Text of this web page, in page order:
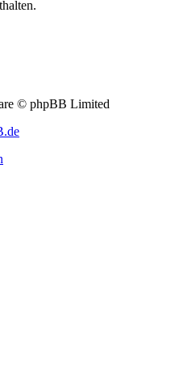
© phpBB Limited